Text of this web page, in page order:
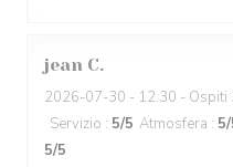
jean C
2026-07-30 - 12:30 - Ospiti
Servizio : 5/5 Atmosfera : 5
5/5